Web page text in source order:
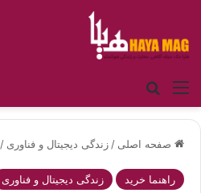
منو
صفحه اصلی / زندگی دیجیتال و فناوری /
راهنما خرید زندگی دیجیتال و فناوری